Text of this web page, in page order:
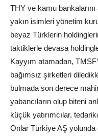
THY ve kamu bankalarını
yakın isimleri yönetim
beyaz Türklerin
taktiklerle devasa
Kayyım atamadan,
bağımsız şirketleri
bulmada son derece
yabancıların olup biteni
küçük yatırımcılar,
Onlar Türkiye AŞ yolunda